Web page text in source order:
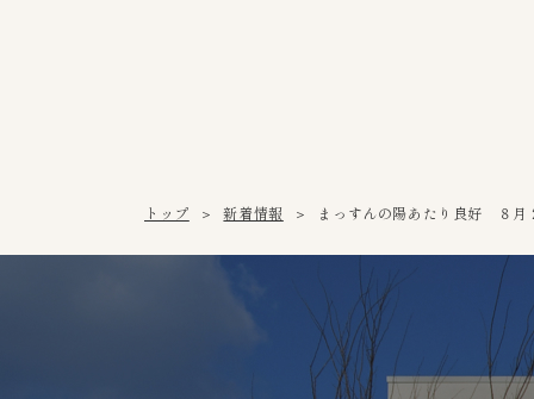
トップ 新着情報 まっすんの陽あたり良好 ８月